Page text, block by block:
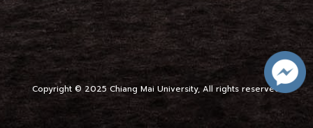
Copyright © 2025 Chiang Mai University, All rights reserved.